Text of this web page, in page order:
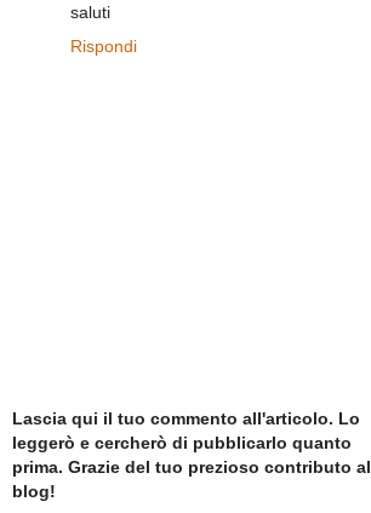
saluti
Rispondi
Lascia qui il tuo commento all'articolo. Lo
leggerò e cercherò di pubblicarlo quanto
prima. Grazie del tuo prezioso contributo al
blog!